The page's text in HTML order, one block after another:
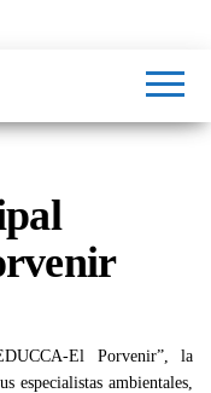
El Porvenir”, la
especialistas ambientales,